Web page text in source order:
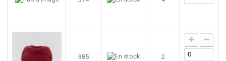
385 2